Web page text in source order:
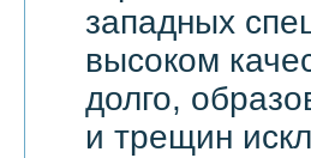
западных
высоком
долго,
и трещин